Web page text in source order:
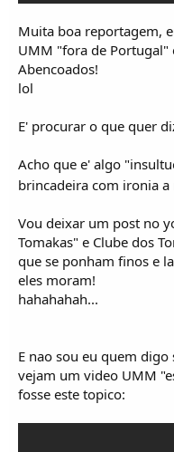
Muita boa reportagem,
UMM "fora de Portugal"
Abencoados!
lol
E' procurar o que quer
Acho que e' algo
brincadeira com ironia
Vou deixar um post no
Tomakas" e Clube dos
que se ponham finos e
eles moram!
hahahahah...
E nao sou eu quem
vejam um video UMM
fosse este topico: